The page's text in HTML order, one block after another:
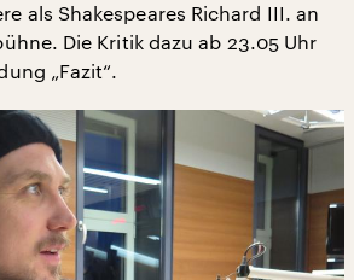
als Shakespeares Richard III. an
Die Kritik dazu ab 23.05 Uhr
„Fazit“.